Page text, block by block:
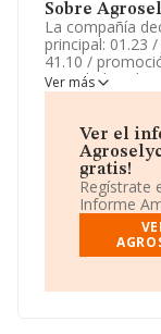
Sobre
La compañía
principal: 01.23
41.10 /
actividades
sociedad la
empresa es
referencia
cuyo Código
mercados
El número de
cuenta la
contado con
Ver más
Ver el
gratis!
Regístrate
Informe